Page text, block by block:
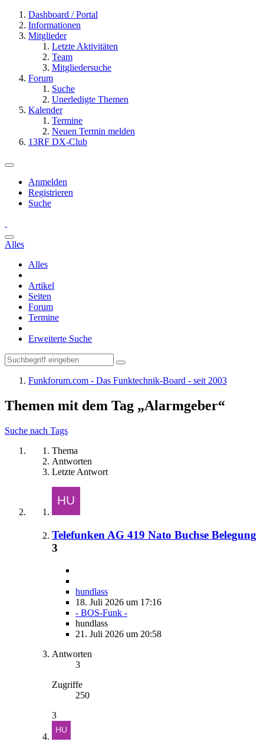
Dashboard / Portal
Informationen
Mitglieder
Letzte Aktivitäten
Team
Mitgliedersuche
Forum
Suche
Unerledigte Themen
Kalender
Termine
Neuen Termin melden
13RF DX-Club
Anmelden
Registrieren
Suche
Alles
Alles
Artikel
Seiten
Forum
Termine
Erweiterte Suche
Funkforum.com - Das Funktechnik-Board - seit 2003
Themen mit dem Tag „Alarmgeber“
Suche nach Tags
Thema
Antworten
Letzte Antwort
Telefunken AG 419 Nato Buchse Belegung
3
hundlass
18. Juli 2026 um 17:16
- BOS-Funk -
hundlass
21. Juli 2026 um 20:58
Antworten
3
Zugriffe
250
3